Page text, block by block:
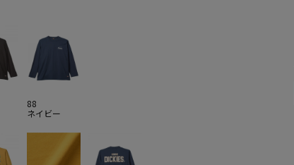
88
ネイビー